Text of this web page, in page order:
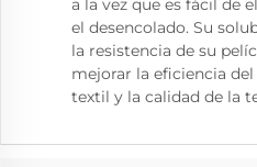
a la vez que es fácil de
el desencolado. Su
la resistencia de su
mejorar la eficiencia
textil y la calidad de la